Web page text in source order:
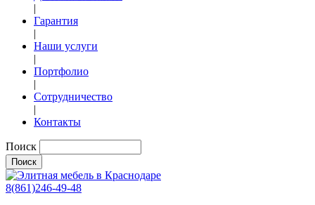
|
Гарантия
|
Наши услуги
|
Портфолио
|
Сотрудничество
|
Контакты
Поиск
8(861)246-49-48